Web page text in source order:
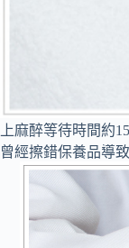
上麻醉等待時間約
曾經擦錯保養品導